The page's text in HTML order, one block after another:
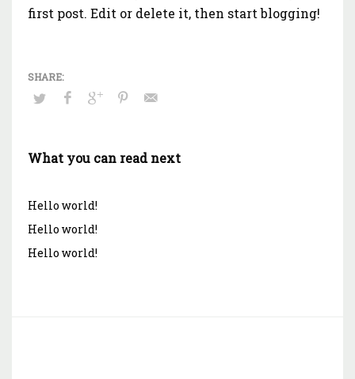
first post. Edit or delete it, then start blogging!
What you can read next
Hello world!
Hello world!
Hello world!